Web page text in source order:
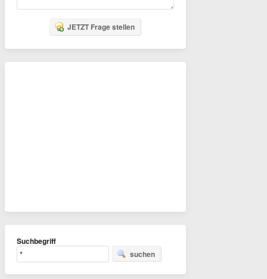
JETZT Frage stellen
Suchbegriff
suchen